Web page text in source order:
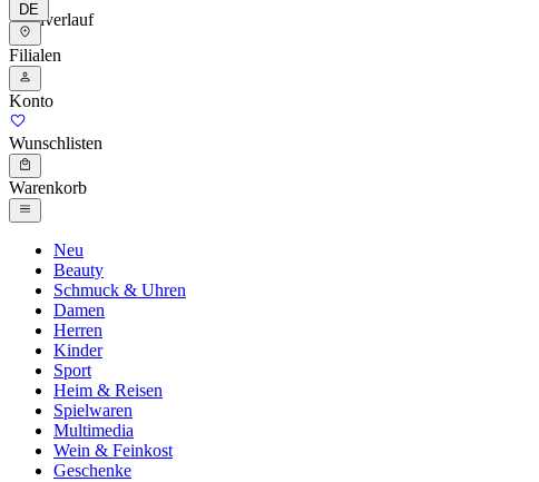
Suchverlauf
DE
Filialen
Konto
Wunschlisten
Warenkorb
Neu
Beauty
Schmuck & Uhren
Damen
Herren
Kinder
Sport
Heim & Reisen
Spielwaren
Multimedia
Wein & Feinkost
Geschenke